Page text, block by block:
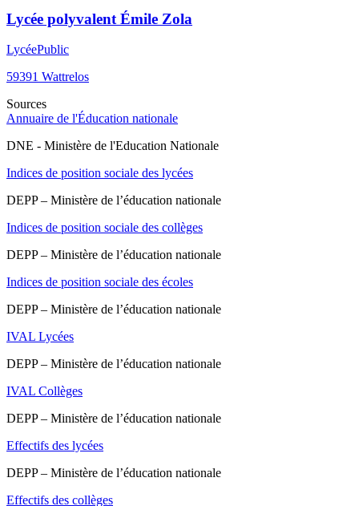
Lycée polyvalent Émile Zola
LycéePublic
59391 Wattrelos
Sources
Annuaire de l'Éducation nationale
DNE - Ministère de l'Education Nationale
Indices de position sociale des lycées
DEPP – Ministère de l’éducation nationale
Indices de position sociale des collèges
DEPP – Ministère de l’éducation nationale
Indices de position sociale des écoles
DEPP – Ministère de l’éducation nationale
IVAL Lycées
DEPP – Ministère de l’éducation nationale
IVAL Collèges
DEPP – Ministère de l’éducation nationale
Effectifs des lycées
DEPP – Ministère de l’éducation nationale
Effectifs des collèges